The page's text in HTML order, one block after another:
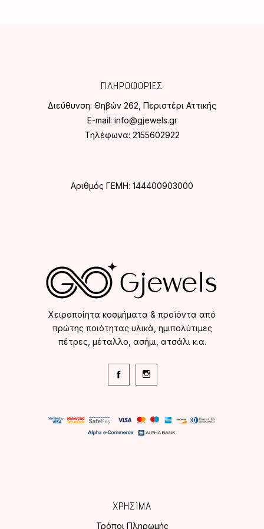
ΠΛΗΡΟΦΟΡΙΕΣ
Διεύθυνση: Θηβών 262, Περιστέρι Αττικής
E-mail: info@gjewels.gr
Τηλέφωνα: 2155602922
Αριθμός ΓΕΜΗ: 144400903000
Χειροποίητα κοσμήματα & προϊόντα από
πρώτης ποιότητας υλικά, ημιπολύτιμες
πέτρες, μέταλλο, ασήμι, ατσάλι κ.α.
ΧΡΗΣΙΜΑ
Τρόποι Πληρωμής